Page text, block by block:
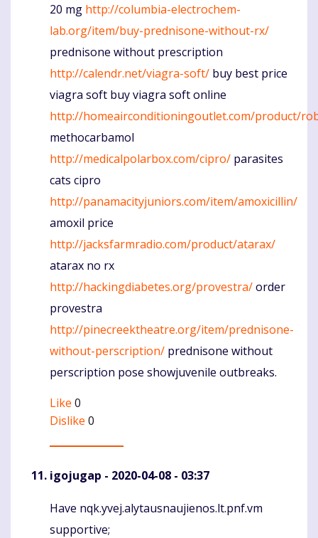
20 mg http://columbia-electrochem-
lab.org/item/buy-prednisone-without-rx/
prednisone without prescription
http://calendr.net/viagra-soft/ buy best price
viagra soft buy viagra soft online
http://homeairconditioningoutlet.com/product/
methocarbamol
http://medicalpolarbox.com/cipro/ parasites
cats cipro
http://panamacityjuniors.com/item/amoxicillin/
amoxil price
http://jacksfarmradio.com/product/atarax/
atarax no rx
http://hackingdiabetes.org/provestra/order
provestra
http://pinecreektheatre.org/item/prednisone-
without-perscription/ prednisone without
perscription pose showjuvenile outbreaks.
Like 0
Dislike 0
igojugap - 2020-04-08 - 03:37
Komentaras
Have nqk.yvej.alytausnaujienos.lt.pnf.vm
supportive;